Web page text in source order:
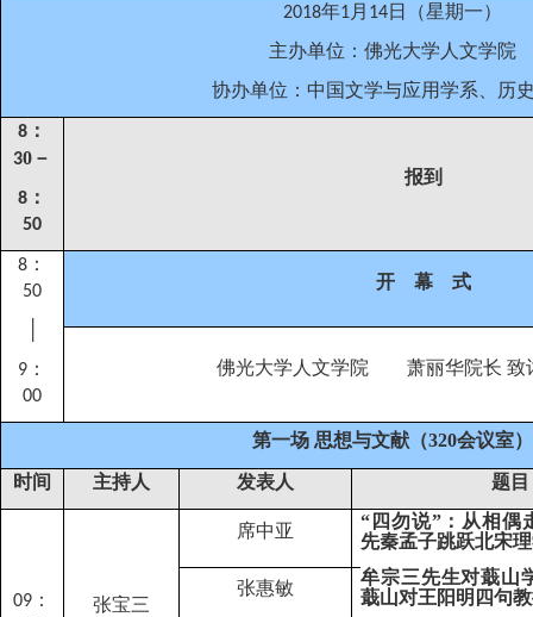
2018年1 月 14日 （星期一）
主办单位：佛光大学人文学院
协办单位：中国文学与应用学系、历
8 ：
30 －
8 ：
50
报到
8 ：
50
9 ：
00
开 幕 式
佛光大学人文学院 萧丽华院长 致
第一场 思想与文献（320会议室）
时间 主持人 发表人 题目
09 ：
张宝三
席中亚
“四勿说”：从相偶
先秦孟子跳跃北宋
张惠敏
牟宗三先生对蕺山
蕺山对王阳明四句